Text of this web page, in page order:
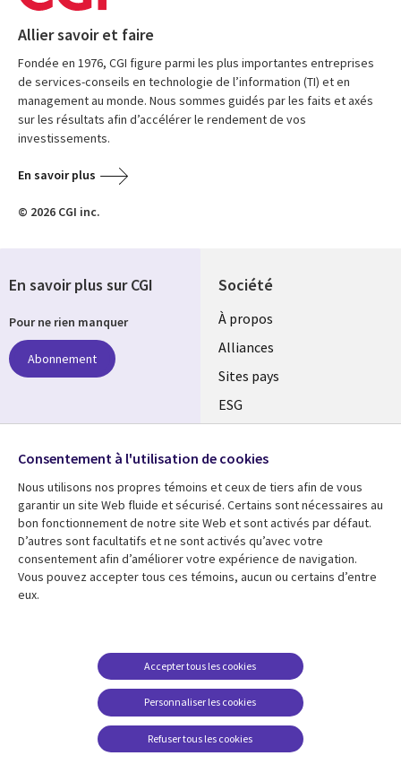
Allier savoir et faire
Fondée en 1976, CGI figure parmi les plus importantes entreprises
de services-conseils en technologie de l’information (TI) et en
management au monde. Nous sommes guidés par les faits et axés
sur les résultats afin d’accélérer le rendement de vos
investissements.
En savoir plus
© 2026 CGI inc.
Société
À propos
Alliances
Sites pays
ESG
Fusions
Salle de presse
Ressources
Articles
Études de cas
Baladodiffusions
Support
Restrictions et
conditions juridiques
Carrières FAQ
Centre de gestion des
En savoir plus sur CGI
Pour ne rien manquer
Abonnement
Suivez-nous
Social
Media
Global
FR
Consentement à l'utilisation de cookies
Nous utilisons nos propres témoins et ceux de tiers afin de vous
garantir un site Web fluide et sécurisé. Certains sont nécessaires au
bon fonctionnement de notre site Web et sont activés par défaut.
D’autres sont facultatifs et ne sont activés qu’avec votre
consentement afin d’améliorer votre expérience de navigation.
Vous pouvez accepter tous ces témoins, aucun ou certains d’entre
eux.
Personnaliser les cookies
Accepter tous les cookies
Refuser tous les cookies